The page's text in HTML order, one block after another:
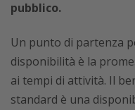
pubblico.
Un punto di partenza
disponibilità è la
ai tempi di attività. Il
standard è una